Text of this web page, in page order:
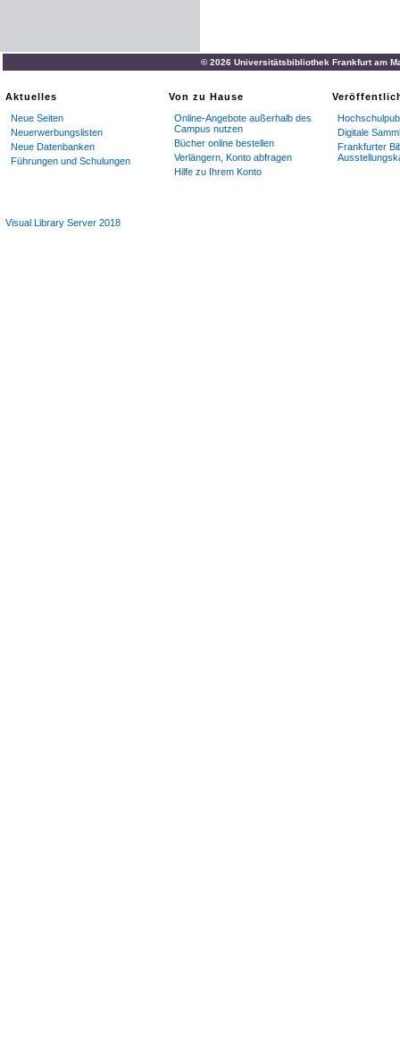
© 2026 Universitätsbibliothek Frankfurt am
Aktuelles
Neue Seiten
Neuerwerbungslisten
Neue Datenbanken
Führungen und Schulungen
Von zu Hause
Online-Angebote außerhalb des
Campus nutzen
Bücher online bestellen
Verlängern, Konto abfragen
Hilfe zu Ihrem Konto
Digitale
Frankfurter
Visual Library Server 2018